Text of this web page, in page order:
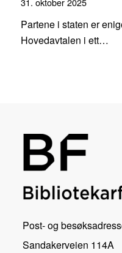
Partene i staten er
Hovedavtalen i ett…
Post- og
Sandakerveien 114A